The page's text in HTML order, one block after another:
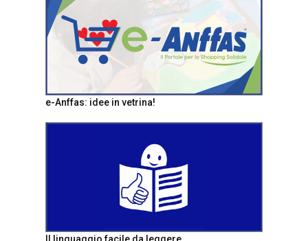
e-Anffas: idee in vetrina!